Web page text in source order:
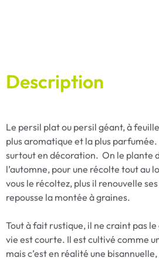
Description
Le persil plat ou persil géant, à
plus aromatique et la plus
surtout en décoration. On le plante
l’automne, pour une récolte tout au
vous le récoltez, plus il renouvelle
repousse la montée à graines.
Tout à fait rustique, il ne craint pas le
vie est courte. Il est cultivé comme
mais c’est en réalité une